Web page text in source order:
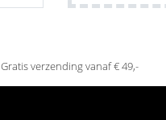
Gratis verzending vanaf € 49,-